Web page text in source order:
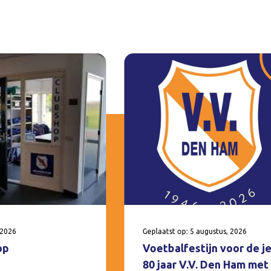
Geplaatst op: 5 augustus, 2026
Voetbalfestijn voor de
80 jaar V.V. Den Ham